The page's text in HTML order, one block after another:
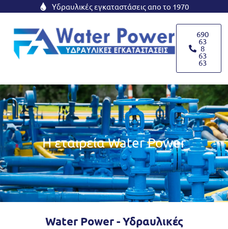
περιεχόμενο
Υδραυλικές εγκαταστάσεις απο το 1970
690
63
8
63
63
H εταιρεία Water Power
Water Power - Υδραυλικές